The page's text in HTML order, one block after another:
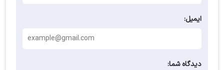
ایمیل:
دیدگاه شما: